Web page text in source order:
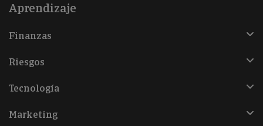
Aprendizaje
Finanzas
Riesgos
Tecnología
Marketing